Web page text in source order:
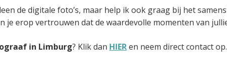
de digitale foto’s, maar help ik ook graag bij het
erop vertrouwen dat de waardevolle momenten van
in Limburg? Klik dan HIERen neem direct contact op.